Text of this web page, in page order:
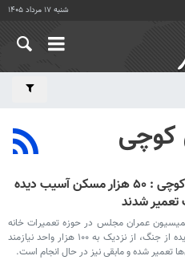
شنبه ۱۷ مرداد ۱۴۰۵
کوچی
رضایی‌کوچی : ۵۰ هزار مسکن آسیب دیده
تعمیر شدند
عمران مجلس در حوزه تعمیرات خانه
آسیب دیده از جنگ، از نزدیک به ۱۰۰ هزار واحد نیازمند